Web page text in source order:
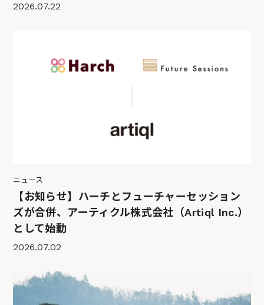
2026.07.22
ニュース
【お知らせ】ハーチとフューチャーセッション
ズが合併、アーティクル株式会社（Artiql Inc.）
として始動
2026.07.02